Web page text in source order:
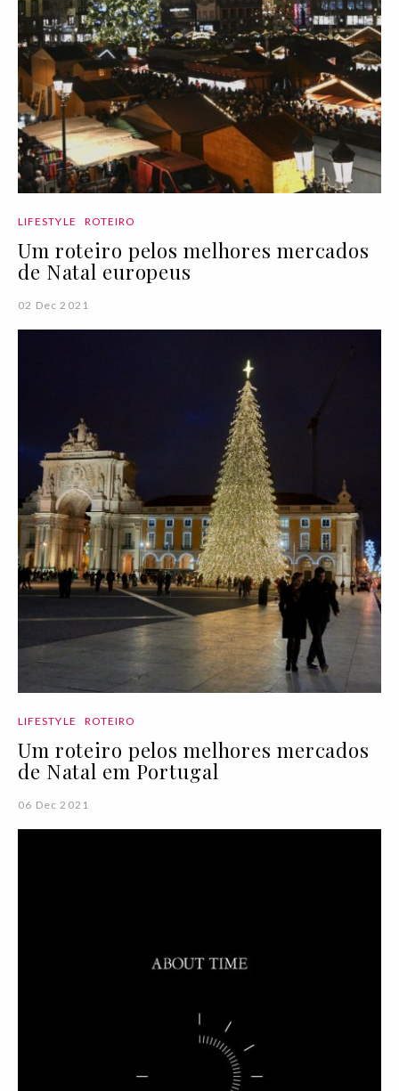
LIFESTYLE ROTEIRO
Um roteiro pelos melhores mercados
de Natal europeus
02 Dec 2021
LIFESTYLE ROTEIRO
Um roteiro pelos melhores mercados
de Natal em Portugal
06 Dec 2021